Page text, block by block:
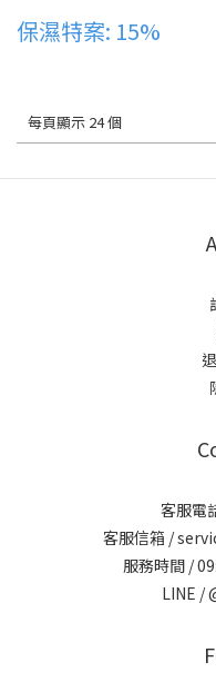
保濕特案: 15%
每頁顯示 24 個
客服電
客服信箱 /
服務時間 /
LINE /